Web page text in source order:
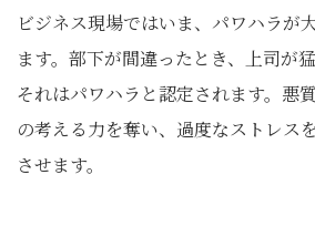
ビジネス現場ではいま、パワハラが
ます。部下が間違ったとき、上司が
それはパワハラと認定されます。悪
の考える力を奪い、過度なストレス
させます。